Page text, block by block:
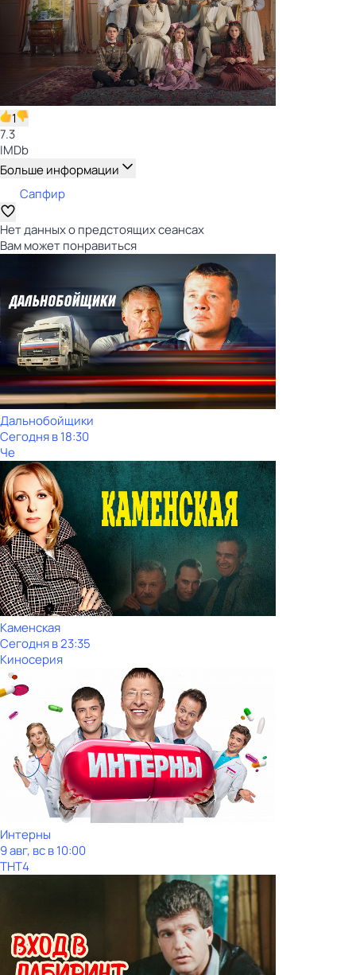
1
7.3
IMDb
Больше информации
Сапфир
Нет данных о предстоящих сеансах
Вам может понравиться
Дальнобойщики
Сегодня в 18:30
Че
Каменская
Сегодня в 23:35
Киносерия
Интерны
9 авг, вс в 10:00
ТНТ4